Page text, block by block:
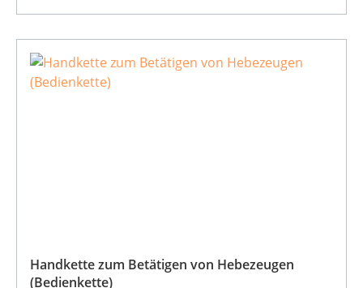
Handkette zum Betätigen von Hebezeugen
(Bedienkette)